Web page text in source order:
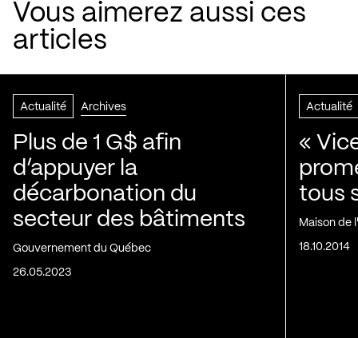
Vous aimerez aussi ces
articles
Actualité Archives
Plus de 1 G$ afin
d’appuyer la
décarbonation du
secteur des bâtiments
Gouvernement du Québec
26.05.2023
Actualité
«
tous
Maison de
18.10.2014